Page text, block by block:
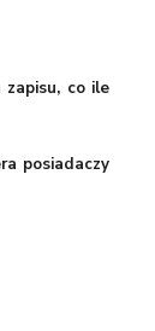
co ile
posiadaczy